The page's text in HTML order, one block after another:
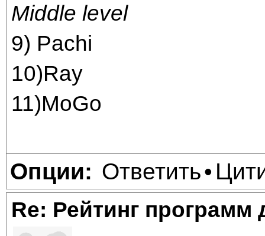
Middle level
9) Pachi
10)Ray
11)MoGo
Опции: Ответить•
Re: Рейтинг программ